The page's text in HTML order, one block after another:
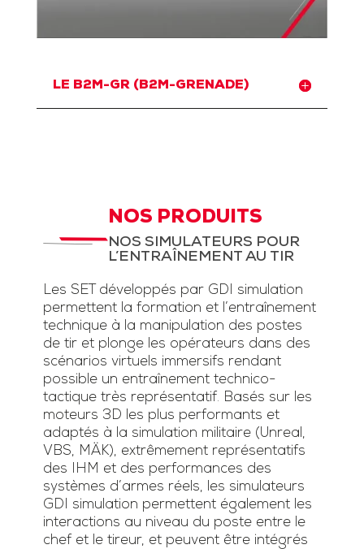
LE B2M-GR (B2M-GRENADE)
NOS PRODUITS
NOS SIMULATEURS POUR
L’ENTRAÎNEMENT AU TIR
Les SET développés par GDI simulation
permettent la formation et l’entraînement
technique à la manipulation des postes
de tir et plonge les opérateurs dans des
scénarios virtuels immersifs rendant
possible un entraînement technico-
tactique très représentatif. Basés sur les
moteurs 3D les plus performants et
adaptés à la simulation militaire (Unreal,
VBS, MÄK), extrêmement représentatifs
des IHM et des performances des
systèmes d’armes réels, les simulateurs
GDI simulation permettent également les
interactions au niveau du poste entre le
chef et le tireur, et peuvent être intégrés